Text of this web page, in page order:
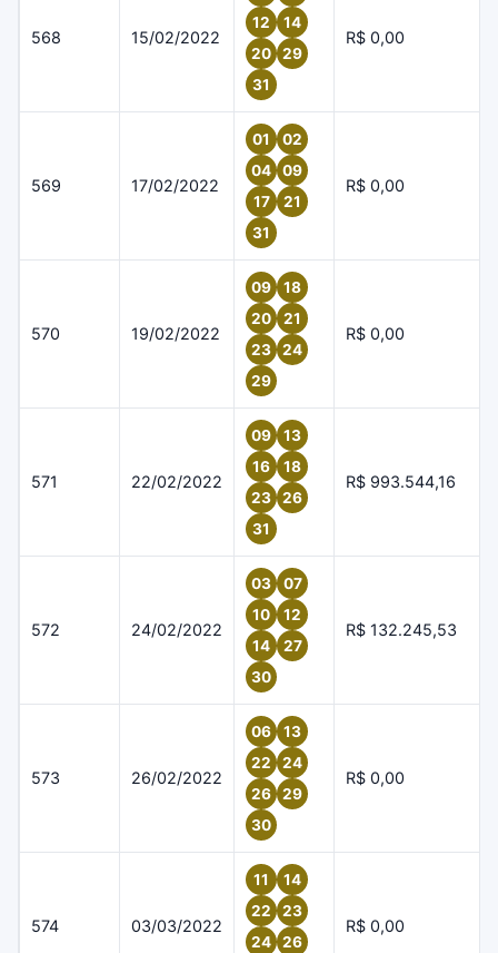
568 15/02/2022
12
14
20
29
31
R$ 0,00
569 17/02/2022
01
02
04
09
17
21
31
R$ 0,00
570 19/02/2022
09
18
20
21
23
24
29
R$ 0,00
571 22/02/2022
09
13
16
18
23
26
31
R$ 993.544,16
572 24/02/2022
03
07
10
12
14
27
30
R$ 132.245,53
573 26/02/2022
06
13
22
24
26
29
30
R$ 0,00
574 03/03/2022
11
14
22
23
24
26
R$ 0,00